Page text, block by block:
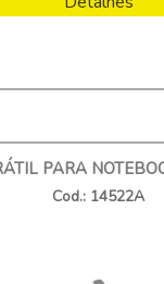
PARA
Cod.: 14522A